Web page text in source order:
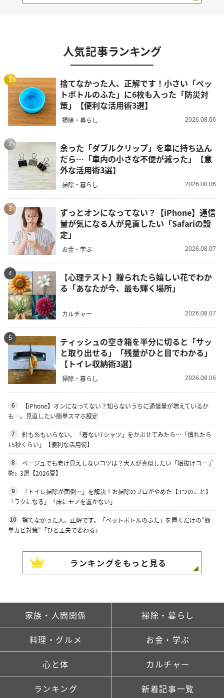
人気記事ランキング
1
捨てなかった人、正解です！小さい「ペッ
トボトルのふた」に6枚も入った「防災対
策」【便利な活用術3選】
掃除・暮らし 2026.08.06
2
余った「ダブルクリップ」を車に持ち込ん
だら…「車内の小さな不便が減った」【意
外な活用術3選】
掃除・暮らし 2026.08.06
3
ずっとオンになってない？【iPhone】通信
量が気になる人が見直したい「Safariの設
定」
お金・学ぶ 2026.08.07
4
【心理テスト】贈られたら嬉しい花でわか
る「あなたが今、最も輝く場所」
カルチャー 2026.08.07
5
ティッシュの空き箱を半分に切ると「サッ
と取り出せる」「残量がひと目でわかる」
【トイレ収納術3選】
掃除・暮らし 2026.08.06
6
【iPhone】オンになってない？知らないうちに通信量が増えているか
も…。見直したい簡単スマホ設定
7
針も糸もいらない。「着ないTシャツ」をかぶせてみたら…「慣れたら
15秒くらい」【便利な活用術】
8
ベージュでも老け見えしないコツは？大人が真似したい「垢抜けコーデ
術」3選【2026夏】
9
「トイレ掃除が面倒…」を解決！お掃除のプロがやめた【3つのこと】
「ラクになる」「床にモノを置かない」
10
捨てなかった人、正解です。「ペットボトルのふた」を置くだけの"簡
単カビ対策"「ひと工夫で変わる」
ランキングをもっと見る
家族・人間関係 掃除・暮らし
料理・グルメ お金・学ぶ
心と体 カルチャー
ランキング 新着記事一覧